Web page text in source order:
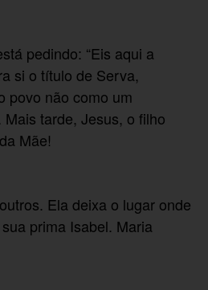
pedindo: “Eis aqui a
si o título de Serva,
povo não como um
tarde, Jesus, o filho
Mãe!
Ela deixa o lugar onde
prima Isabel. Maria